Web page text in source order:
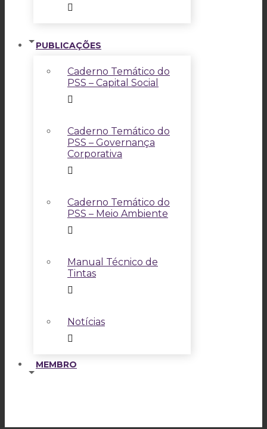
PUBLICAÇÕES
Caderno Temático do
PSS – Capital Social
Caderno Temático do
PSS – Governança
Corporativa
Caderno Temático do
PSS – Meio Ambiente
Manual Técnico de
Tintas
Notícias
MEMBRO